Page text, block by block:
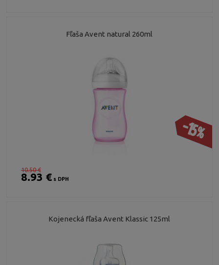
-15%
Fľaša Avent natural 260ml
10.50 €
8.93 €s DPH
Kojenecká fľaša Avent Klassic 125ml